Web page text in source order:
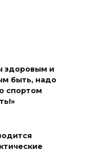
здоровым и
быть, надо
спортом